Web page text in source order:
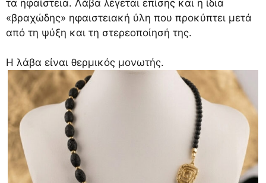
τα ηφαίστεια. Λάβα λέγεται επίσης και η ίδια
«βραχώδης» ηφαιστειακή ύλη που προκύπτει μετά
από τη ψύξη και τη στερεοποίησή της.
Η λάβα είναι θερμικός μονωτής.